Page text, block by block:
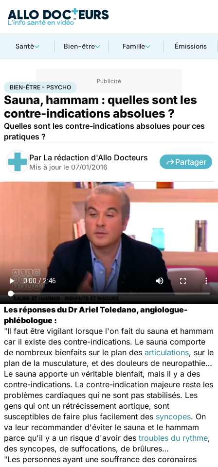
Santé Bien-être Famille Émissions
AccueilSanté MaladiesMaladies cardiaques
BIEN-ÊTRE - PSYCHO
Sauna, hammam : quelles sont les
contre-indications absolues ?
Quelles sont les contre-indications absolues pour ces
pratiques ?
Par La rédaction d'Allo Docteurs
Mis à jour le 07/01/2016
Partager
Les réponses du Dr Ariel Toledano, angiologue-
phlébologue :
"Il faut être vigilant lorsque l'on fait du sauna et hammam
car il existe des contre-indications. Le sauna comporte
de nombreux bienfaits sur le plan des articulations, sur le
plan de la musculature, et des douleurs de neuropathie…
Le sauna apporte un véritable bienfait, mais il y a des
contre-indications. La contre-indication majeure reste les
problèmes cardiaques qui ne sont pas stabilisés. Les
gens qui ont un rétrécissement aortique, sont
susceptibles de faire plus facilement des syncopes. On
va leur recommander d'éviter le sauna et le hammam
parce qu'il y a un risque d'avoir des troubles du rythme,
des syncopes, de suffocations, de brûlures…
"Les personnes ayant une souffrance des coronaires